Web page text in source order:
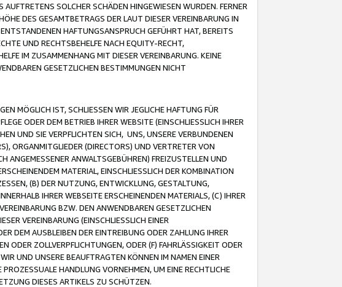
SOLCHER SCHÄDEN HINGEWIESEN WURDEN. FERNER
DES GESAMTBETRAGS DER LAUT DIESER VEREINBARUNG IN
HAFTUNGSANSPRUCH GEFÜHRT HAT, BEREITS
UND RECHTSBEHELFE NACH EQUITY-RECHT,
IM ZUSAMMENHANG MIT DIESER VEREINBARUNG. KEINE
GESETZLICHEN BESTIMMUNGEN NICHT
MÖGLICH IST, SCHLIESSEN WIR JEGLICHE HAFTUNG FÜR
ODER DEM BETRIEB IHRER WEBSITE (EINSCHLIESSLICH IHRER
UND SIE VERPFLICHTEN SICH, UNS, UNSERE VERBUNDENEN
ORGANMITGLIEDER (DIRECTORS) UND VERTRETER VON
ANGEMESSENER ANWALTSGEBÜHREN) FREIZUSTELLEN UND
MATERIAL, EINSCHLIESSLICH DER KOMBINATION
(B) DER NUTZUNG, ENTWICKLUNG, GESTALTUNG,
IHRER WEBSEITE ERSCHEINENDEN MATERIALS, (C) IHRER
BZW. DEN ANWENDBAREN GESETZLICHEN
VEREINBARUNG (EINSCHLIESSLICH EINER
DEM AUSBLEIBEN DER EINTREIBUNG ODER ZAHLUNG IHRER
ODER ZOLLVERPFLICHTUNGEN, ODER (F) FAHRLÄSSIGKEIT ODER
UND UNSERE BEAUFTRAGTEN KÖNNEN IM NAMEN EINER
HANDLUNG VORNEHMEN, UM EINE RECHTLICHE
DIESES ARTIKELS ZU SCHÜTZEN.